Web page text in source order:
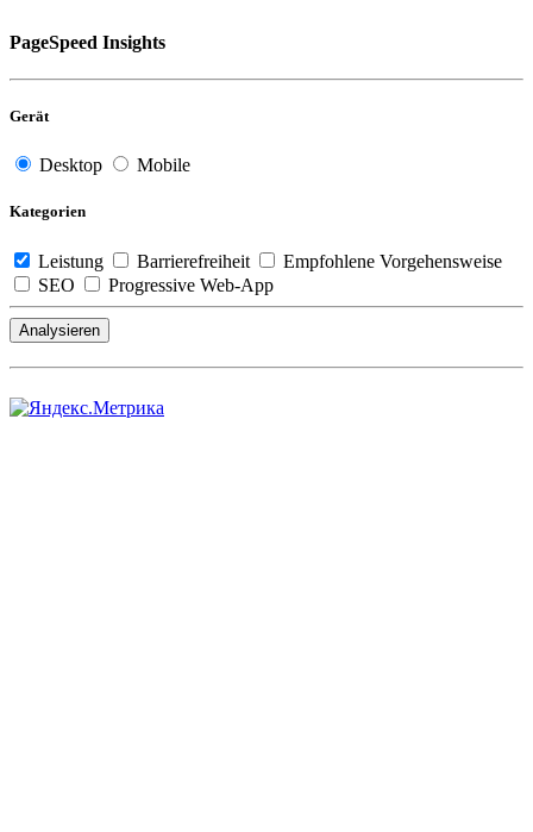
PageSpeed Insights
Gerät
Desktop Mobile
Kategorien
Leistung Barrierefreiheit
Empfohlene Vorgehensweise
SEO
Progressive Web-App
Analysieren